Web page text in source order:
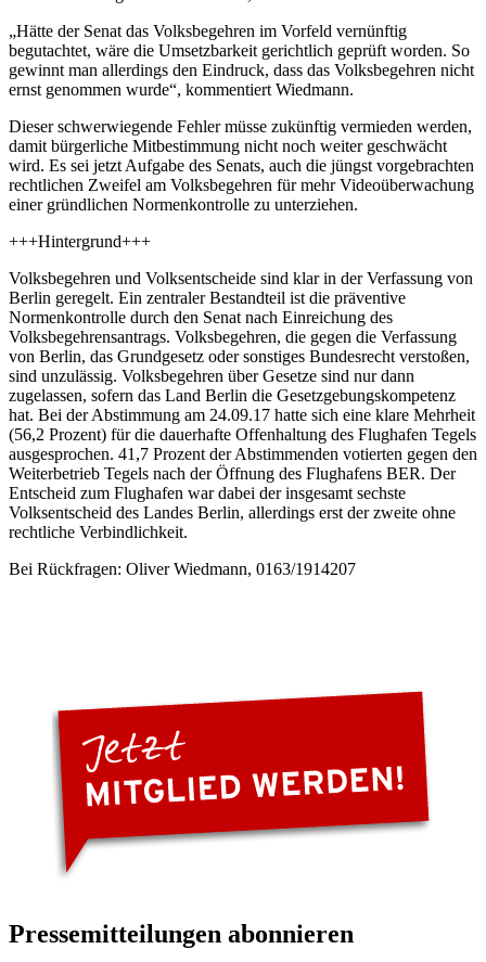
„Hätte der Senat das Volksbegehren im Vorfeld vernünftig
begutachtet, wäre die Umsetzbarkeit gerichtlich geprüft worden. So
gewinnt man allerdings den Eindruck, dass das Volksbegehren nicht
ernst genommen wurde“, kommentiert Wiedmann.
Dieser schwerwiegende Fehler müsse zukünftig vermieden werden,
damit bürgerliche Mitbestimmung nicht noch weiter geschwächt
wird. Es sei jetzt Aufgabe des Senats, auch die jüngst vorgebrachten
rechtlichen Zweifel am Volksbegehren für mehr Videoüberwachung
einer gründlichen Normenkontrolle zu unterziehen.
+++Hintergrund+++
Volksbegehren und Volksentscheide sind klar in der Verfassung von
Berlin geregelt. Ein zentraler Bestandteil ist die präventive
Normenkontrolle durch den Senat nach Einreichung des
Volksbegehrensantrags. Volksbegehren, die gegen die Verfassung
von Berlin, das Grundgesetz oder sonstiges Bundesrecht verstoßen,
sind unzulässig. Volksbegehren über Gesetze sind nur dann
zugelassen, sofern das Land Berlin die Gesetzgebungskompetenz
hat. Bei der Abstimmung am 24.09.17 hatte sich eine klare Mehrheit
(56,2 Prozent) für die dauerhafte Offenhaltung des Flughafen Tegels
ausgesprochen. 41,7 Prozent der Abstimmenden votierten gegen den
Weiterbetrieb Tegels nach der Öffnung des Flughafens BER. Der
Entscheid zum Flughafen war dabei der insgesamt sechste
Volksentscheid des Landes Berlin, allerdings erst der zweite ohne
rechtliche Verbindlichkeit.
Bei Rückfragen: Oliver Wiedmann, 0163/1914207
Pressemitteilungen abonnieren